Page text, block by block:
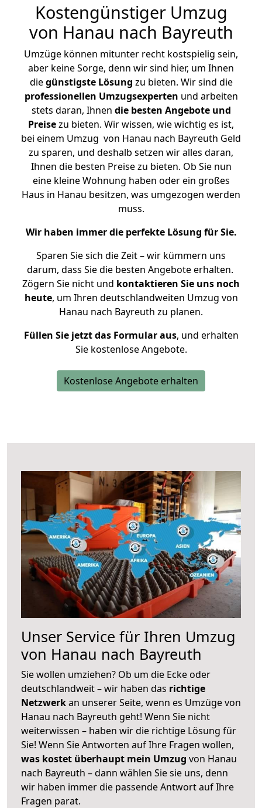
Kostengünstiger Umzug
von Hanau nach Bayreuth
Umzüge können mitunter recht kostspielig sein,
aber keine Sorge, denn wir sind hier, um Ihnen
diegünstigste Lösung zu bieten. Wir sind die
professionellen Umzugsexperten und arbeiten
stets daran, Ihnen die besten Angebote und
Preisezu bieten. Wir wissen, wie wichtig es ist,
bei einem Umzug von Hanau nach Bayreuth Geld
zu sparen, und deshalb setzen wir alles daran,
Ihnen die besten Preise zu bieten. Ob Sie nun
eine kleine Wohnung haben oder ein großes
Haus in Hanau besitzen, was umgezogen werden
muss.
Wir haben immer die perfekte Lösung für Sie.
Sparen Sie sich die Zeit – wir kümmern uns
darum, dass Sie die besten Angebote erhalten.
Zögern Sie nicht und kontaktieren Sie uns noch
heute, um Ihren deutschlandweiten Umzug von
Hanau nach Bayreuth zu planen.
Füllen Sie jetzt das Formular aus, und erhalten
Sie kostenlose Angebote.
Kostenlose Angebote erhalten
Unser Service für Ihren Umzug
von Hanau nach Bayreuth
Sie wollen umziehen? Ob um die Ecke oder
deutschlandweit – wir haben das richtige
Netzwerkan unserer Seite, wenn es Umzüge von
Hanau nach Bayreuth geht! Wenn Sie nicht
weiterwissen – haben wir die richtige Lösung für
Sie! Wenn Sie Antworten auf Ihre Fragen wollen,
was kostet überhaupt mein Umzug von Hanau
nach Bayreuth – dann wählen Sie sie uns, denn
wir haben immer die passende Antwort auf Ihre
Fragen parat.